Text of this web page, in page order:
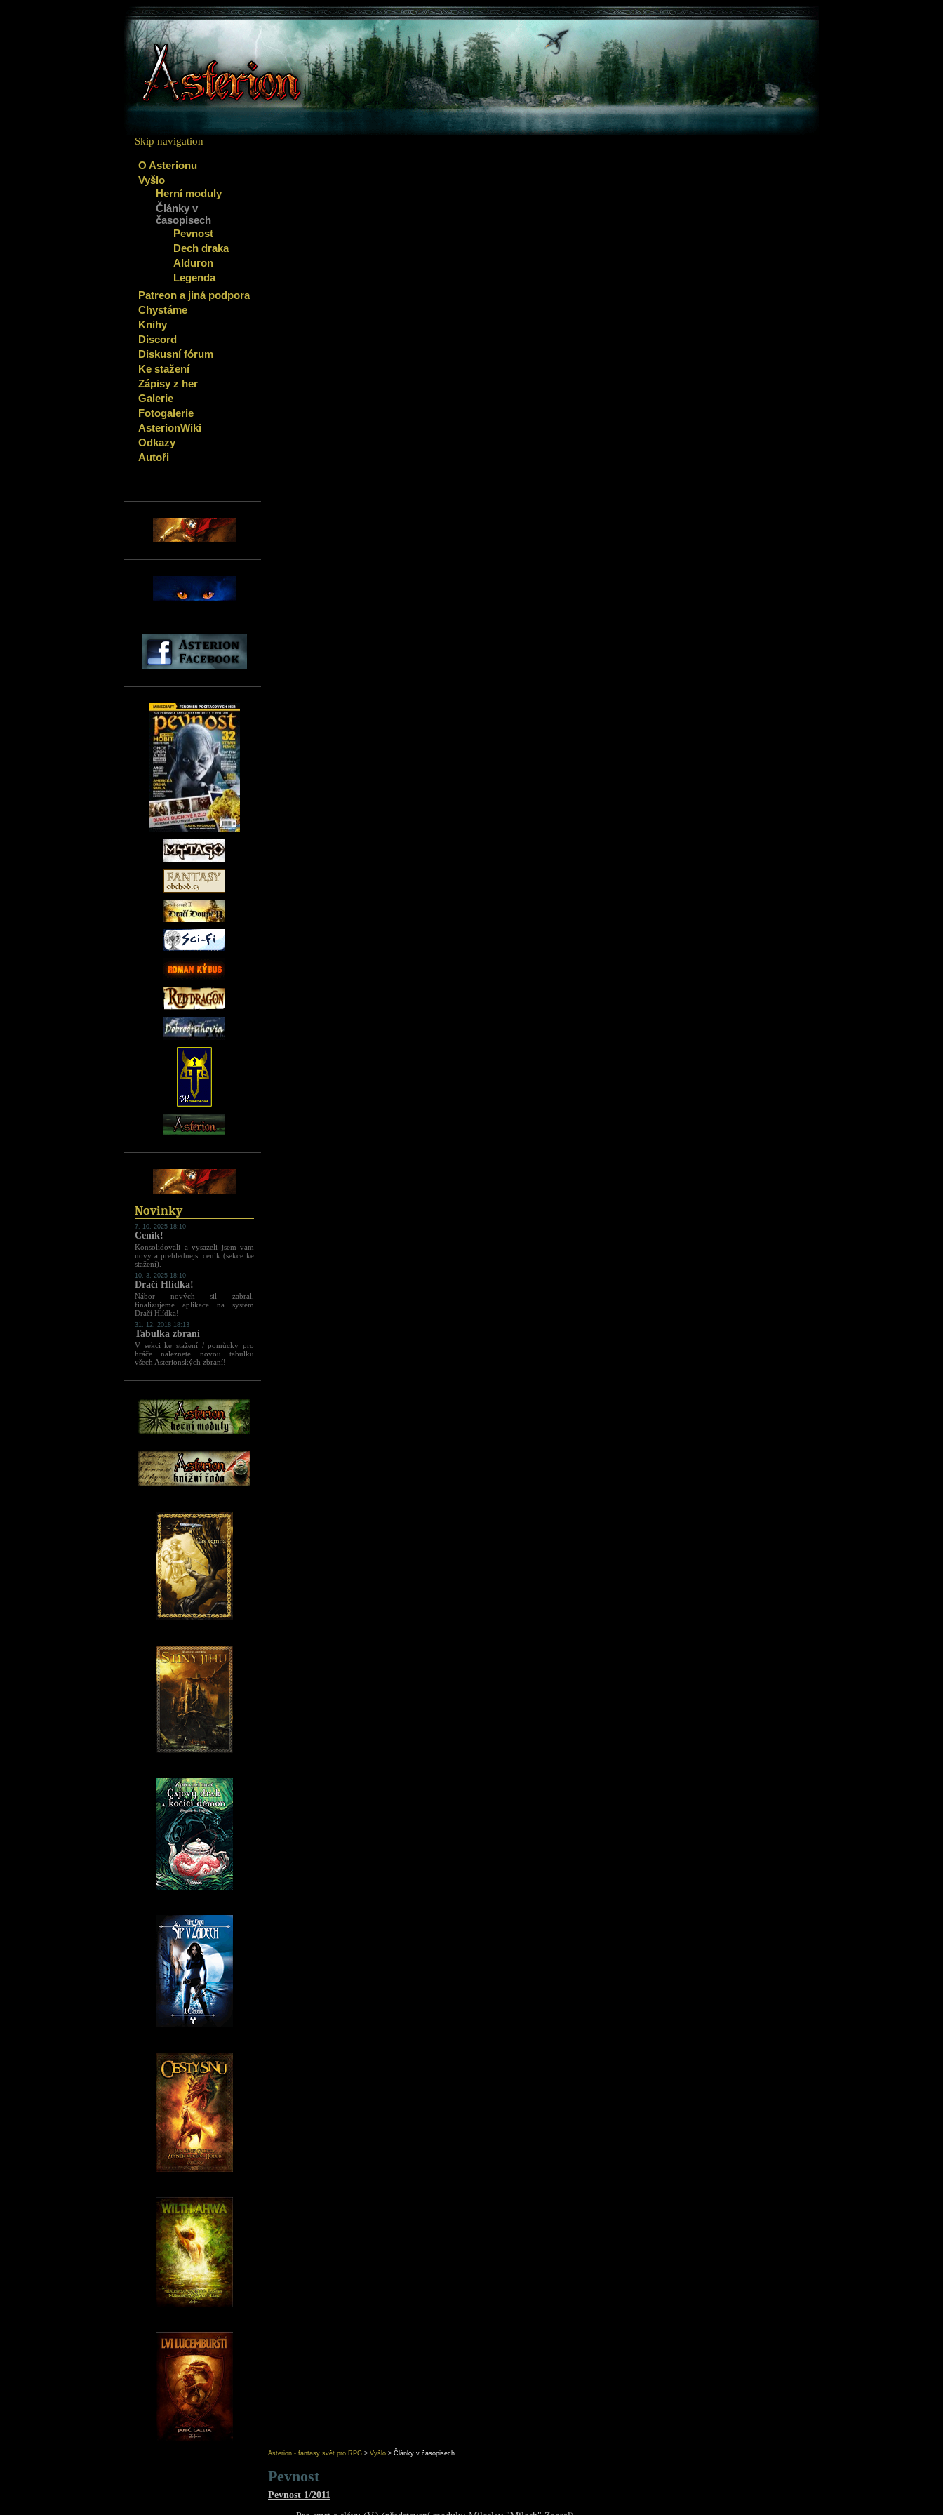
Skip navigation
O Asterionu
Vyšlo
Herní moduly
Články v
časopisech
Pevnost
Dech draka
Alduron
Legenda
Patreon a jiná podpora
Chystáme
Knihy
Discord
Diskusní fórum
Ke stažení
Zápisy z her
Galerie
Fotogalerie
AsterionWiki
Odkazy
Autoři
Novinky
7. 10. 2025 18:10
Ceník!
Konsolidovali a vysazeli jsem vam
novy a prehlednejsi ceník (sekce ke
stažení).
10. 3. 2025 18:10
Dračí Hlídka!
Nábor nových sil zabral,
finalizujeme aplikace na systém
Dračí Hlídka!
31. 12. 2018 18:13
Tabulka zbraní
V sekci ke stažení / pomůcky pro
hráče naleznete novou tabulku
všech Asterionských zbraní!
Asterion - fantasy svět pro RPG > Vyšlo > Články v časopisech
Pevnost
Pevnost 1/2011